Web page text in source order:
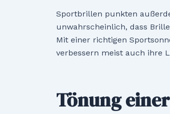
Sportbrillen punkten
unwahrscheinlich, dass
Mit einer richtigen
verbessern meist auch ihre
Tönung